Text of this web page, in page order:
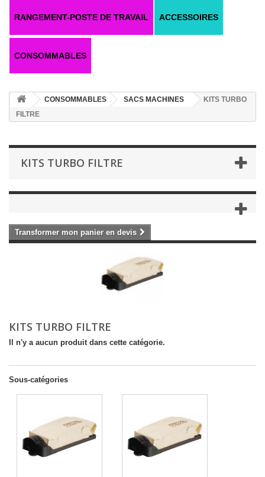
RANGEMENT-POSTE DE TRAVAIL ACCESSOIRES
CONSOMMABLES
CONSOMMABLES SACS MACHINES
KITS TURBO
FILTRE
KITS TURBO FILTRE
Transformer mon panier en devis
KITS TURBO FILTRE
Il n'y a aucun produit dans cette catégorie.
Sous-catégories